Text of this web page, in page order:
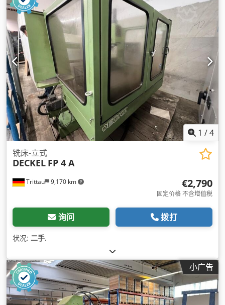
1 /4
Trittau 9,170 km
铣床-立式
DECKEL FP 4 A
€2,790
固定价格 不含增值税
询问 拨打
状况: 二手,
小广告